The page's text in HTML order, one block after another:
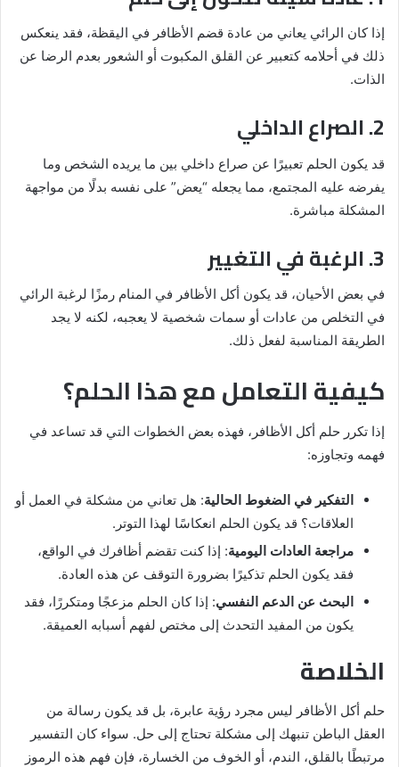
إذا كان الرائي يعاني من عادة قضم الأظافر في اليقظة، فقد ينعكس
ذلك في أحلامه كتعبير عن القلق المكبوت أو الشعور بعدم الرضا عن
الذات.
2. الصراع الداخلي
قد يكون الحلم تعبيرًا عن صراع داخلي بين ما يريده الشخص وما
يفرضه عليه المجتمع، مما يجعله “يعض” على نفسه بدلًا من مواجهة
المشكلة مباشرة.
3. الرغبة في التغيير
في بعض الأحيان، قد يكون أكل الأظافر في المنام رمزًا لرغبة الرائي
في التخلص من عادات أو سمات شخصية لا يعجبه، لكنه لا يجد
الطريقة المناسبة لفعل ذلك.
كيفية التعامل مع هذا الحلم؟
إذا تكرر حلم أكل الأظافر، فهذه بعض الخطوات التي قد تساعد في
فهمه وتجاوزه:
التفكير في الضغوط الحالية: هل تعاني من مشكلة في العمل أو
العلاقات؟ قد يكون الحلم انعكاسًا لهذا التوتر.
مراجعة العادات اليومية: إذا كنت تقضم أظافرك في الواقع،
فقد يكون الحلم تذكيرًا بضرورة التوقف عن هذه العادة.
البحث عن الدعم النفسي: إذا كان الحلم مزعجًا ومتكررًا، فقد
يكون من المفيد التحدث إلى مختص لفهم أسبابه العميقة.
الخلاصة
حلم أكل الأظافر ليس مجرد رؤية عابرة، بل قد يكون رسالة من
العقل الباطن تنبهك إلى مشكلة تحتاج إلى حل. سواء كان التفسير
مرتبطًا بالقلق، الندم، أو الخوف من الخسارة، فإن فهم هذه الرموز